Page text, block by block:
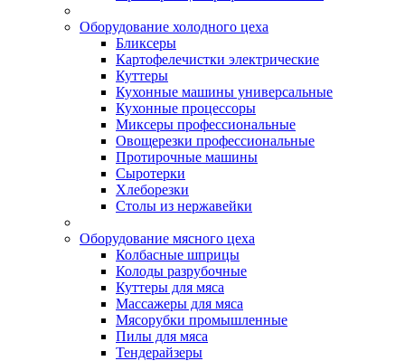
Оборудование холодного цеха
Бликсеры
Картофелечистки электрические
Куттеры
Кухонные машины универсальные
Кухонные процессоры
Миксеры профессиональные
Овощерезки профессиональные
Протирочные машины
Сыротерки
Хлеборезки
Столы из нержавейки
Оборудование мясного цеха
Колбасные шприцы
Колоды разрубочные
Куттеры для мяса
Массажеры для мяса
Мясорубки промышленные
Пилы для мяса
Тендерайзеры